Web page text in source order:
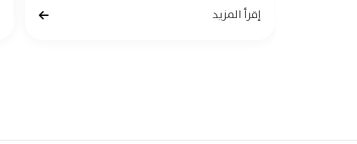
إقرأ المزيد